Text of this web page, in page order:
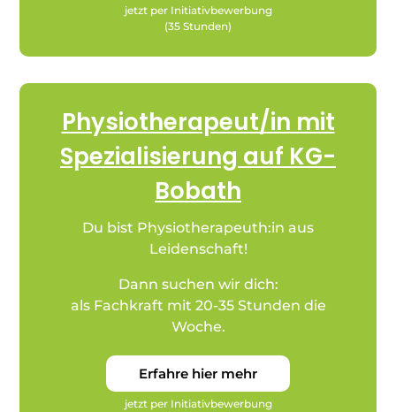
jetzt per Initiativbewerbung
(35 Stunden)
Physiotherapeut/in mit
Spezialisierung auf KG-
Bobath
Du bist Physiotherapeuth:in aus
Leidenschaft!
Dann suchen wir dich:
als Fachkraft mit 20-35 Stunden die
Woche.
Erfahre hier mehr
jetzt per Initiativbewerbung